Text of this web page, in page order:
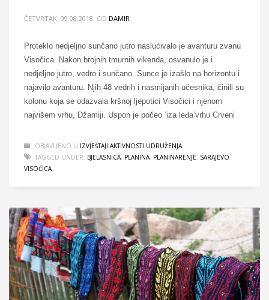
ČETVRTAK, 09.08.2018. OD DAMIR
Proteklo nedjeljno sunčano jutro naslućivalo je avanturu zvanu
Visočica. Nakon brojnih tmurnih vikenda, osvanulo je i
nedjeljno jutro, vedro i sunčano. Sunce je izašlo na horizontu i
najavilo avanturu. Njih 48 vedrih i nasmijanih učesnika, činili su
kolonu koja se odazvala kršnoj ljepotici Visočici i njenom
najvišem vrhu, Džamiji. Uspon je počeo ‘iza leđa’vrhu Crveni
OBJAVLJENO U IZVJEŠTAJI AKTIVNOSTI UDRUŽENJA
TAGGED UNDER: BJELASNICA, PLANINA, PLANINARENJE, SARAJEVO,
VISOČICA